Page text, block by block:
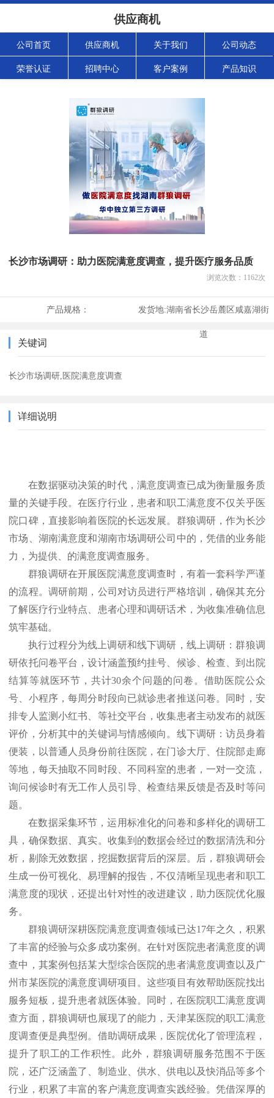
供应商机
公司首页 供应商机 关于我们 公司动态
荣誉认证 招聘中心 客户案例 产品知识
长沙市场调研：助力医院满意度调查，提升医疗服务品质
浏览次数： 1162次
产品规格： 发货地:湖南省长沙岳麓区咸嘉湖街
道
关键词
长沙市场调研,医院满意度调查
详细说明
在数据驱动决策的时代，满意度调查已成为衡量服务质
量的关键手段。在医疗行业，患者和职工满意度不仅关乎医
院口碑，直接影响着医院的长远发展。群狼调研，作为长沙
市场、湖南满意度和湖南市场调研公司中的，凭借的业务能
力，为提供、的满意度调查服务。
群狼调研在开展医院满意度调查时，有着一套科学严谨
的流程。调研前期，公司对访员进行严格培训，确保其充分
了解医疗行业特点、患者心理和调研话术，为收集准确信息
筑牢基础。
执行过程分为线上调研和线下调研，线上调研：群狼调
研依托问卷平台，设计涵盖预约挂号、候诊、检查、到出院
结算等就医环节，共计30余个问题的问卷。借助医院公众
号、小程序，每周分时段向已就诊患者推送问卷。同时，安
排专人监测小红书、等社交平台，收集患者主动发布的就医
评价，分析其中的关键词与情感倾向。线下调研：访员身着
便装，以普通人员身份前往医院，在门诊大厅、住院部走廊
等地，每天抽取不同时段、不同科室的患者，一对一交流，
询问候诊时有无工作人员引导、检查结果反馈是否及时等问
题。
在数据采集环节，运用标准化的问卷和多样化的调研工
具，确保数据、真实。收集到的数据会经过的数据清洗和分
析，剔除无效数据，挖掘数据背后的深层。后，群狼调研会
生成一份可视化、易理解的报告，不仅清晰呈现患者和职工
满意度的现状，还提出针对性的改进建议，助力医院优化服
务。
群狼调研深耕医院满意度调查领域已达17年之久，积累
了丰富的经验与众多成功案例。在针对医院患者满意度的调
查中，其案例包括某大型综合医院的患者满意度调查以及广
州市某医院的满意度调研项目。这些项目有效帮助医院找出
服务短板，提升患者就医体验。同时，在医院职工满意度调
查方面，群狼调研也展现了的能力，天津某医院的职工满意
度调查便是典型例。借助调研成果，医院优化了管理流程，
提升了职工的工作积性。此外，群狼调研服务范围不于医
院，还广泛涵盖了、制造业、供水、供电以及快消品等多个
行业，积累了丰富的客户满意度调查实践经验。凭借深厚的